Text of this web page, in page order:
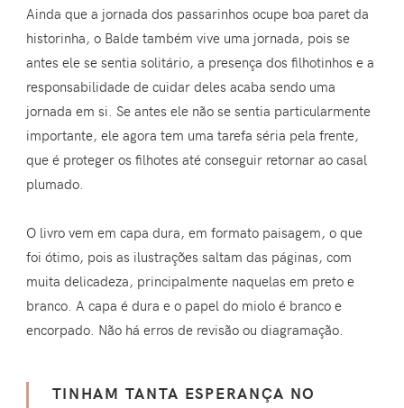
Ainda que a jornada dos passarinhos ocupe boa paret da
historinha, o Balde também vive uma jornada, pois se
antes ele se sentia solitário, a presença dos filhotinhos e a
responsabilidade de cuidar deles acaba sendo uma
jornada em si. Se antes ele não se sentia particularmente
importante, ele agora tem uma tarefa séria pela frente,
que é proteger os filhotes até conseguir retornar ao casal
plumado.
O livro vem em capa dura, em formato paisagem, o que
foi ótimo, pois as ilustrações saltam das páginas, com
muita delicadeza, principalmente naquelas em preto e
branco. A capa é dura e o papel do miolo é branco e
encorpado. Não há erros de revisão ou diagramação.
TINHAM TANTA ESPERANÇA NO